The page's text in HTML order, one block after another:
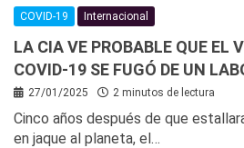
COVID-19 Internacional
LA CIA VE PROBABLE QUE EL
COVID-19 SE FUGÓ DE UN
27/01/2025 2 minutos de lectura
Cinco años después de que
en jaque al planeta, el…